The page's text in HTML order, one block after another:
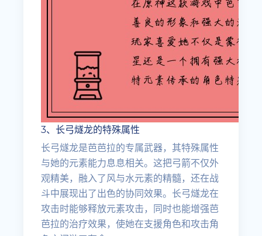
3、长弓燧龙的特殊属性
长弓燧龙是芭芭拉的专属武器，其特殊属性
与她的元素能力息息相关。这把弓箭不仅外
观精美，融入了风与水元素的精髓，还在战
斗中展现出了出色的协同效果。长弓燧龙在
攻击时能够释放元素攻击，同时也能增强芭
芭拉的治疗效果，使她在支援角色和攻击角